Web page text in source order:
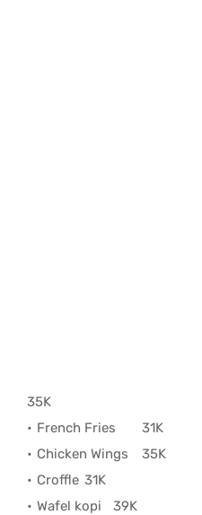
35K
French Fries
31K
Chicken Wings
35K
Croffle 31K
Wafel kopi
39K